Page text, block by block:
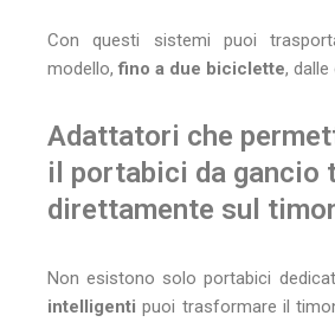
Con questi sistemi puoi
modello,fino a due biciclette, dalle
Adattatori che
il portabici da gancio
direttamente sul
Non esistono solo portabici
intelligenti puoi trasformare il